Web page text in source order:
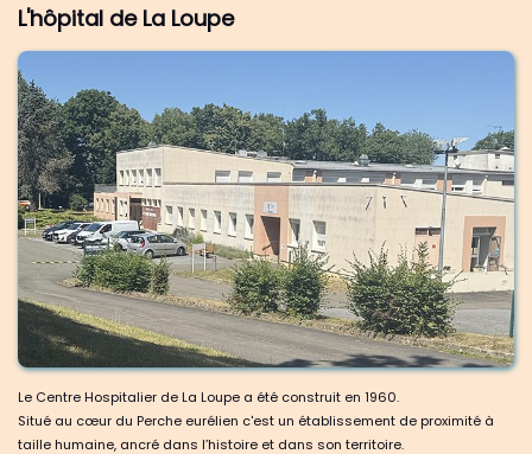
L'hôpital de La Loupe
Le Centre Hospitalier de La Loupe a été construit en 1960.
Situé au cœur du Perche eurélien c'est un établissement de proximité à
taille humaine, ancré dans l’histoire et dans son territoire.